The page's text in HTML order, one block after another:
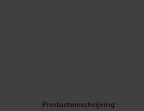
Productomschrijving